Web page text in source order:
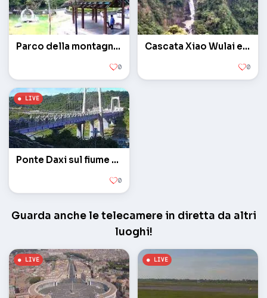
Parco della montagna di Hutoushan
0
Cascata Xiao Wulai e Ponte Luofu
0
Ponte Daxi sul fiume Tamsui
0
Guarda anche le telecamere in diretta da altri
luoghi!